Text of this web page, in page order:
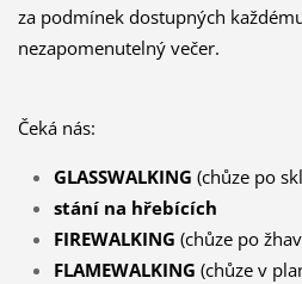
za podmínek dostupných
nezapomenutelný večer.
Čeká nás:
GLASSWALKING (chůze po
stání na hřebících
FIREWALKING (chůze po
FLAMEWALKING (chůze v